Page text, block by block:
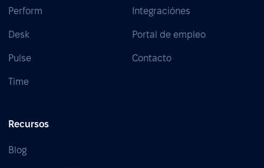
Perform
Desk
Pulse
Time
Integraciónes
Portal de empleo
Contacto
Recursos
Blog